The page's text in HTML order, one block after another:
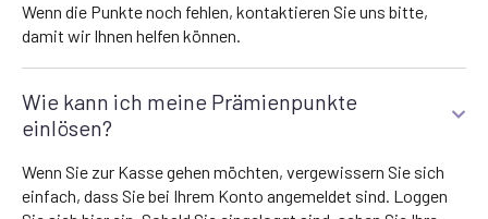
Wenn die Punkte noch fehlen, kontaktieren Sie uns bitte,
damit wir Ihnen helfen können.
Wie kann ich meine Prämienpunkte
einlösen?
Wenn Sie zur Kasse gehen möchten, vergewissern Sie sich
einfach, dass Sie bei Ihrem Konto angemeldet sind. Loggen